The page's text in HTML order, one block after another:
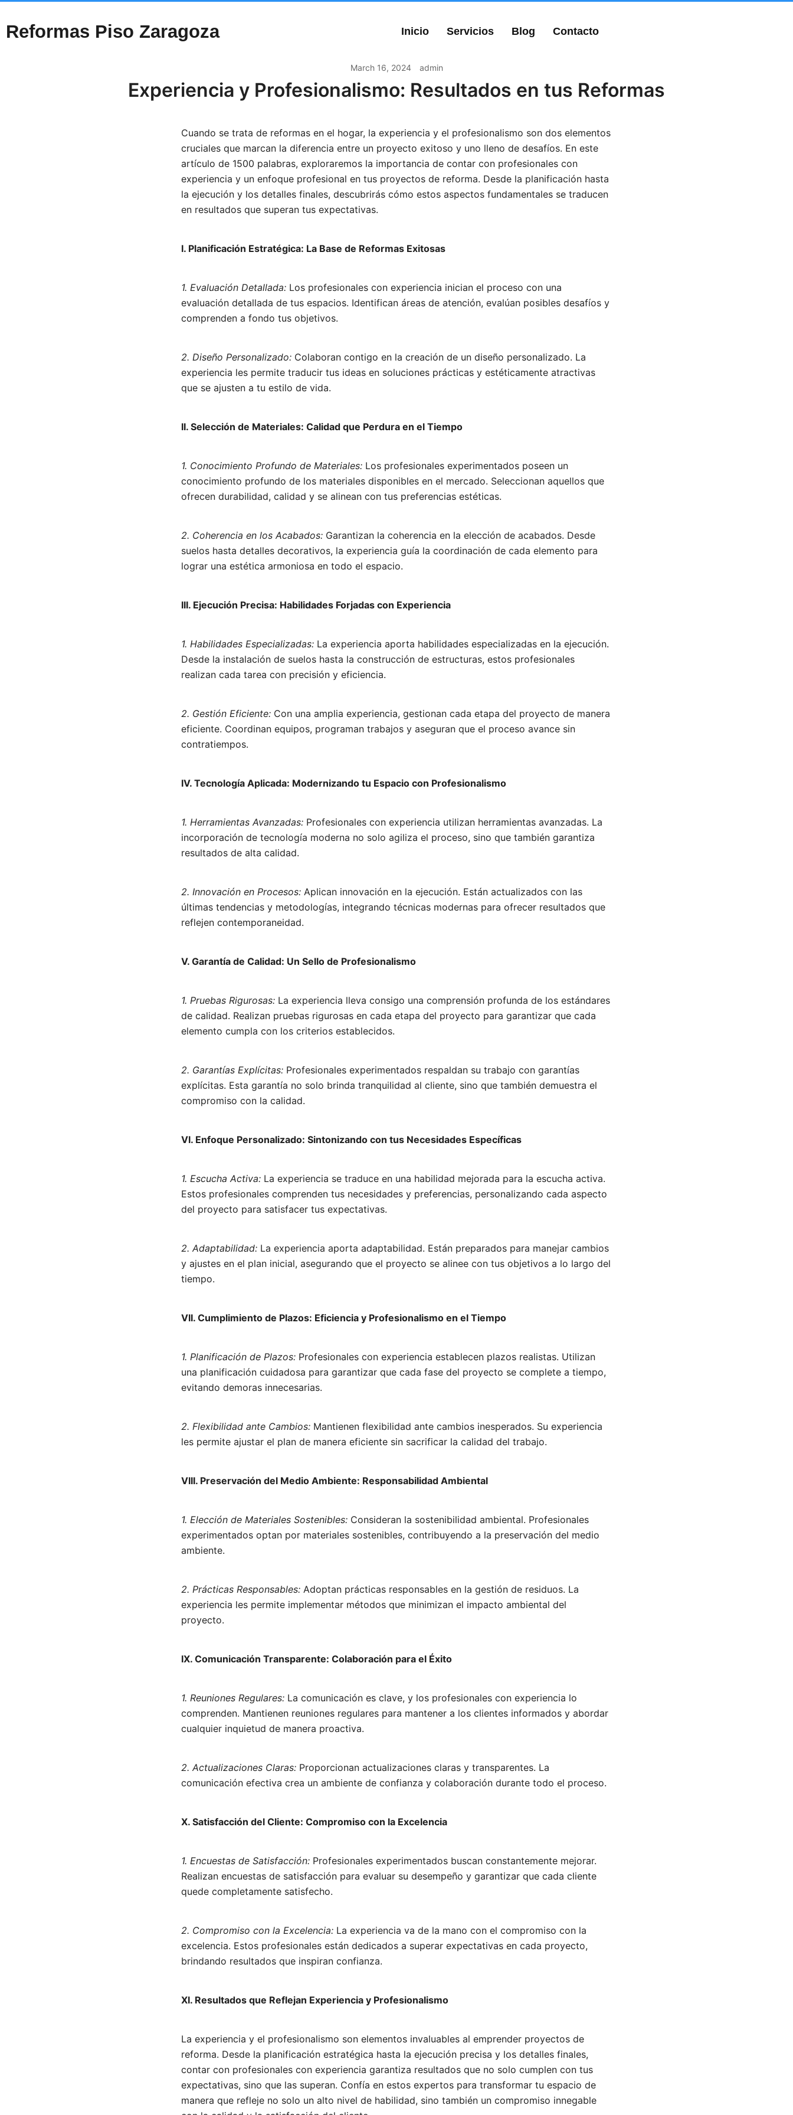
Reformas Piso Zaragoza Inicio Servicios Blog Contacto
March 16, 2024 admin
Experiencia y Profesionalismo: Resultados en tus Reformas
Cuando se trata de reformas en el hogar, la experiencia y el profesionalismo son dos elementos
cruciales que marcan la diferencia entre un proyecto exitoso y uno lleno de desafíos. En este
artículo de 1500 palabras, exploraremos la importancia de contar con profesionales con
experiencia y un enfoque profesional en tus proyectos de reforma. Desde la planificación hasta
la ejecución y los detalles finales, descubrirás cómo estos aspectos fundamentales se traducen
en resultados que superan tus expectativas.
I. Planificación Estratégica: La Base de Reformas Exitosas
1. Evaluación Detallada: Los profesionales con experiencia inician el proceso con una
evaluación detallada de tus espacios. Identifican áreas de atención, evalúan posibles desafíos y
comprenden a fondo tus objetivos.
2. Diseño Personalizado: Colaboran contigo en la creación de un diseño personalizado. La
experiencia les permite traducir tus ideas en soluciones prácticas y estéticamente atractivas
que se ajusten a tu estilo de vida.
II. Selección de Materiales: Calidad que Perdura en el Tiempo
1. Conocimiento Profundo de Materiales: Los profesionales experimentados poseen un
conocimiento profundo de los materiales disponibles en el mercado. Seleccionan aquellos que
ofrecen durabilidad, calidad y se alinean con tus preferencias estéticas.
2. Coherencia en los Acabados: Garantizan la coherencia en la elección de acabados. Desde
suelos hasta detalles decorativos, la experiencia guía la coordinación de cada elemento para
lograr una estética armoniosa en todo el espacio.
III. Ejecución Precisa: Habilidades Forjadas con Experiencia
1. Habilidades Especializadas: La experiencia aporta habilidades especializadas en la ejecución.
Desde la instalación de suelos hasta la construcción de estructuras, estos profesionales
realizan cada tarea con precisión y eficiencia.
2. Gestión Eficiente: Con una amplia experiencia, gestionan cada etapa del proyecto de manera
eficiente. Coordinan equipos, programan trabajos y aseguran que el proceso avance sin
contratiempos.
IV. Tecnología Aplicada: Modernizando tu Espacio con Profesionalismo
1. Herramientas Avanzadas: Profesionales con experiencia utilizan herramientas avanzadas. La
incorporación de tecnología moderna no solo agiliza el proceso, sino que también garantiza
resultados de alta calidad.
2. Innovación en Procesos: Aplican innovación en la ejecución. Están actualizados con las
últimas tendencias y metodologías, integrando técnicas modernas para ofrecer resultados que
reflejen contemporaneidad.
V. Garantía de Calidad: Un Sello de Profesionalismo
1. Pruebas Rigurosas: La experiencia lleva consigo una comprensión profunda de los estándares
de calidad. Realizan pruebas rigurosas en cada etapa del proyecto para garantizar que cada
elemento cumpla con los criterios establecidos.
2. Garantías Explícitas: Profesionales experimentados respaldan su trabajo con garantías
explícitas. Esta garantía no solo brinda tranquilidad al cliente, sino que también demuestra el
compromiso con la calidad.
VI. Enfoque Personalizado: Sintonizando con tus Necesidades Específicas
1. Escucha Activa: La experiencia se traduce en una habilidad mejorada para la escucha activa.
Estos profesionales comprenden tus necesidades y preferencias, personalizando cada aspecto
del proyecto para satisfacer tus expectativas.
2. Adaptabilidad: La experiencia aporta adaptabilidad. Están preparados para manejar cambios
y ajustes en el plan inicial, asegurando que el proyecto se alinee con tus objetivos a lo largo del
tiempo.
VII. Cumplimiento de Plazos: Eficiencia y Profesionalismo en el Tiempo
1. Planificación de Plazos: Profesionales con experiencia establecen plazos realistas. Utilizan
una planificación cuidadosa para garantizar que cada fase del proyecto se complete a tiempo,
evitando demoras innecesarias.
2. Flexibilidad ante Cambios: Mantienen flexibilidad ante cambios inesperados. Su experiencia
les permite ajustar el plan de manera eficiente sin sacrificar la calidad del trabajo.
VIII. Preservación del Medio Ambiente: Responsabilidad Ambiental
1. Elección de Materiales Sostenibles: Consideran la sostenibilidad ambiental. Profesionales
experimentados optan por materiales sostenibles, contribuyendo a la preservación del medio
ambiente.
2. Prácticas Responsables: Adoptan prácticas responsables en la gestión de residuos. La
experiencia les permite implementar métodos que minimizan el impacto ambiental del
proyecto.
IX. Comunicación Transparente: Colaboración para el Éxito
1. Reuniones Regulares: La comunicación es clave, y los profesionales con experiencia lo
comprenden. Mantienen reuniones regulares para mantener a los clientes informados y abordar
cualquier inquietud de manera proactiva.
2. Actualizaciones Claras: Proporcionan actualizaciones claras y transparentes. La
comunicación efectiva crea un ambiente de confianza y colaboración durante todo el proceso.
X. Satisfacción del Cliente: Compromiso con la Excelencia
1. Encuestas de Satisfacción: Profesionales experimentados buscan constantemente mejorar.
Realizan encuestas de satisfacción para evaluar su desempeño y garantizar que cada cliente
quede completamente satisfecho.
2. Compromiso con la Excelencia: La experiencia va de la mano con el compromiso con la
excelencia. Estos profesionales están dedicados a superar expectativas en cada proyecto,
brindando resultados que inspiran confianza.
XI. Resultados que Reflejan Experiencia y Profesionalismo
La experiencia y el profesionalismo son elementos invaluables al emprender proyectos de
reforma. Desde la planificación estratégica hasta la ejecución precisa y los detalles finales,
contar con profesionales con experiencia garantiza resultados que no solo cumplen con tus
expectativas, sino que las superan. Confía en estos expertos para transformar tu espacio de
manera que refleje no solo un alto nivel de habilidad, sino también un compromiso innegable